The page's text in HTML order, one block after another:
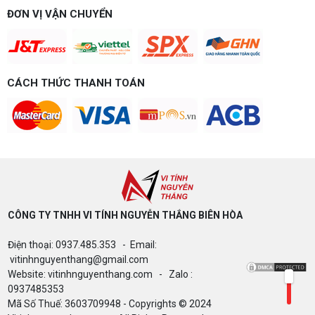
theo đúng ngân sách.
Build PC Gaming theo ngân sách từ 10
Build PC gaming theo ngân sách từ 10-40 triệu:
Intel/AMD và tránh sai tương thích. Tư vấn miễn
phí tại Vi tính Nguyễn Thắng.
PLUS – NHẬN VOUCHER ĐẾN 800K
quyền ( Vi tính Nguyễn Thắng)
Bảng giá Cài Đặt WinDow Trial Phần
ĐƠN VỊ VẬN CHUYỂN
CÁCH THỨC THANH TOÁN
CÔNG TY TNHH VI TÍNH NGUYỄN THẮNG BIÊN HÒA​
Điện thoại: 0937.485.353 - Email:
vitinhnguyenthang@gmail.com
Website: vitinhnguyenthang.com - Zalo :
0937485353
Mã Số Thuế: 3603709948 - Copyrights © 2024